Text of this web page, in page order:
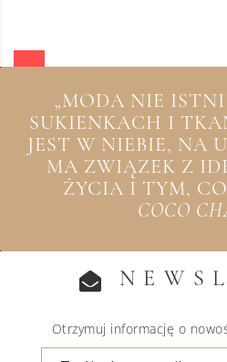
„MODA NIE
SUKIENKACH I
JEST W NIEBIE, NA
MA ZWIĄZEK Z
ŻYCIA I TYM,
COCO
Otrzymuj informację o